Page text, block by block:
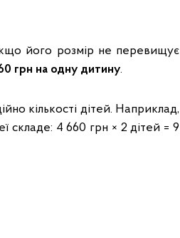
його розмір не перевищує
грн на одну дитину.
кількості дітей. Наприклад,
складе: 4 660 грн × 2 дітей = 9